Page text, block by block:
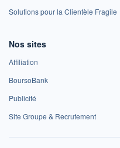
Solutions pour la Clientèle Fragile
Nos sites
Affiliation
BoursoBank
Publicité
Site Groupe & Recrutement